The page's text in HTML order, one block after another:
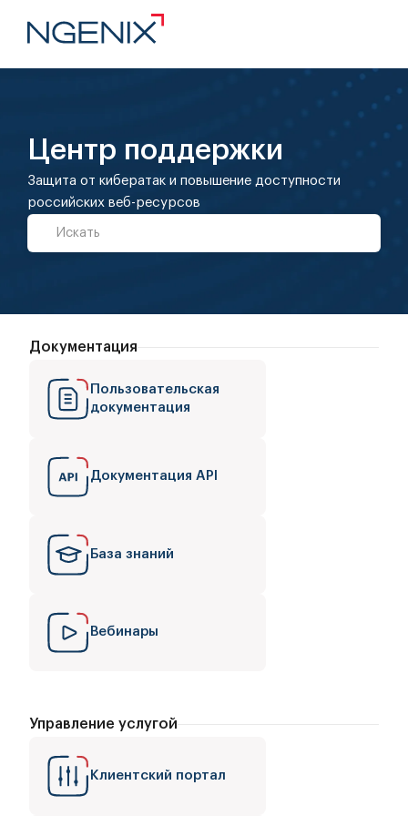
Центр поддержки
Защита от кибератак и повышение доступности
российских веб-ресурсов
Документация
Пользовательская
документация
Документация API
База знаний
Вебинары
Управление услугой
Клиентский портал